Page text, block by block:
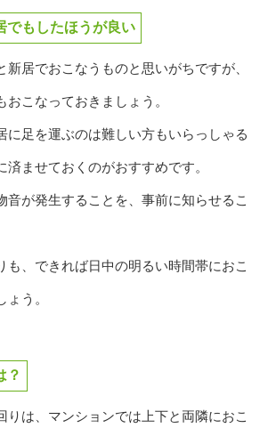
でもしたほうが良い
新居でおこなうものと思いがちですが、
おこなっておきましょう。
に足を運ぶのは難しい方もいらっしゃる
済ませておくのがおすすめです。
音が発生することを、事前に知らせるこ
も、できれば日中の明るい時間帯におこ
ょう。
？
りは、マンションでは上下と両隣におこ